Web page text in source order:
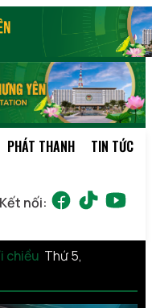
PHÁT THANH TIN TỨC
Kết nối:
chiều Thứ 5,